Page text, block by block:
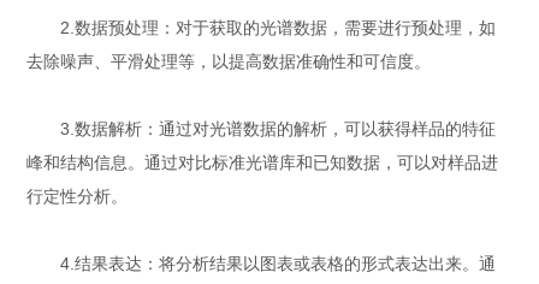
2.数据预处理：对于获取的光谱数据，需要进行预处理，如
去除噪声、平滑处理等，以提高数据准确性和可信度。
3.数据解析：通过对光谱数据的解析，可以获得样品的特征
峰和结构信息。通过对比标准光谱库和已知数据，可以对样品进
行定性分析。
4.结果表达：将分析结果以图表或表格的形式表达出来。通